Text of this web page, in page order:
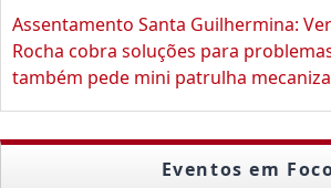
Assentamento Santa Guilhermina:
Rocha cobra soluções para
também pede mini patrulha
Eventos em